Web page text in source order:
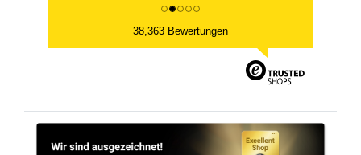
38,363 Bewertungen